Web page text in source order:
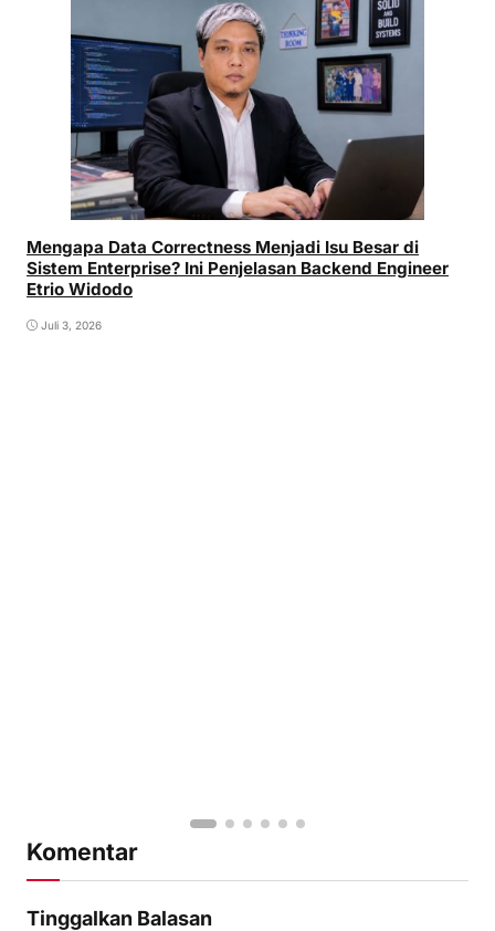
Mengapa Data Correctness Menjadi Isu Besar di
Sistem Enterprise? Ini Penjelasan Backend Engineer
Etrio Widodo
Juli 3, 2026
Komentar
Tinggalkan Balasan